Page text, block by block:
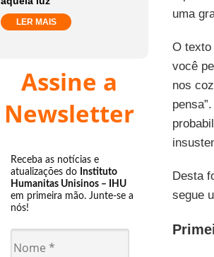
LER MAIS
Assine a
Newsletter
Receba as notícias e
atualizações do Instituto
Humanitas Unisinos – IHU
em primeira mão. Junte-se a
nós!
uma
O texto
você
nos
Desta
segue